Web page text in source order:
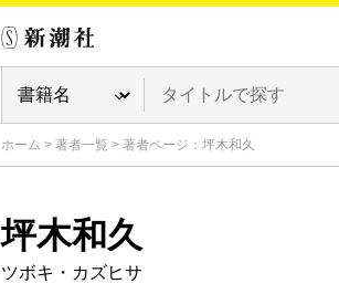
ホーム > 著者一覧 > 著者ページ：坪木和久
坪木和久
ツボキ・カズヒサ